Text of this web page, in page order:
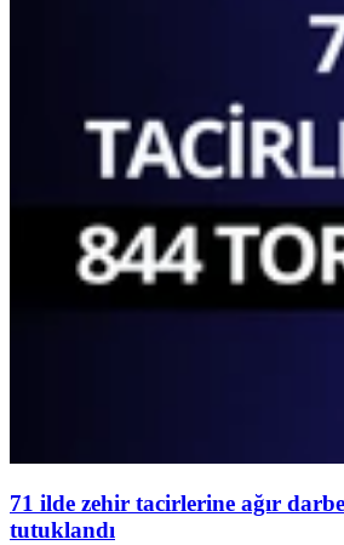
71 ilde zehir tacirlerine ağır
tutuklandı